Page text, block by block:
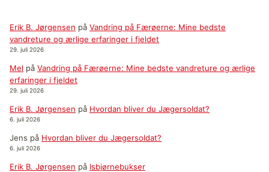
Erik B. Jørgensen på Vandring på Færøerne: Mine bedste
vandreture og ærlige erfaringer i fjeldet
29. juli 2026
Mel på Vandring på Færøerne: Mine bedste vandreture og ærlige
erfaringer i fjeldet
29. juli 2026
Erik B. Jørgensen på Hvordan bliver du Jægersoldat?
6. juli 2026
Jens på Hvordan bliver du Jægersoldat?
6. juli 2026
Erik B. Jørgensen på Isbjørnebukser